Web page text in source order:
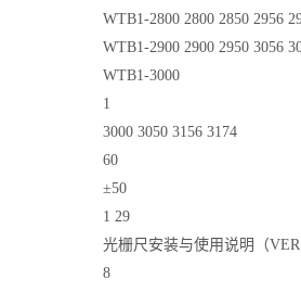
WTB1-2800 2800 2850 2956
WTB1-2900 2900 2950 3056
WTB1-3000
1
3000 3050 3156 3174
60
±50
1 29
光栅尺安装与使用说明（
8